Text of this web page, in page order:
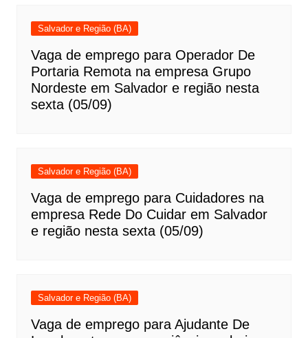
Salvador e Região (BA)
Vaga de emprego para Operador De
Portaria Remota na empresa Grupo
Nordeste em Salvador e região nesta
sexta (05/09)
Salvador e Região (BA)
Vaga de emprego para Cuidadores na
empresa Rede Do Cuidar em Salvador
e região nesta sexta (05/09)
Salvador e Região (BA)
Vaga de emprego para Ajudante De